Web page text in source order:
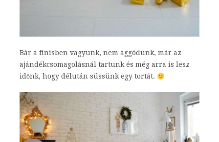
Bár a finisben vagyunk, nem aggódunk, már az
ajándékcsomagolásnál tartunk és még arra is lesz
időnk, hogy délután süssünk egy tortát.